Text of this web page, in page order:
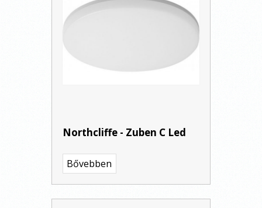
Northcliffe - Zuben C Led
Bővebben